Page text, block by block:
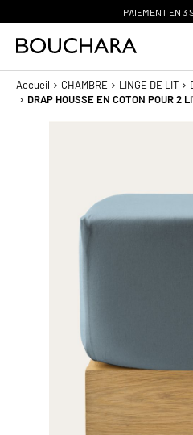
PAIEMENT EN 3
Accueil CHAMBRE LINGE DE LIT
DRAP HOUSSE EN COTON POUR 2
galerie
d’images